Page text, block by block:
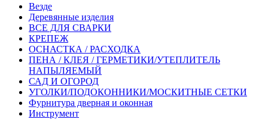
Везде
Деревянные изделия
ВСЕ ДЛЯ СВАРКИ
КРЕПЕЖ
ОСНАСТКА / РАСХОДКА
ПЕНА / КЛЕЯ / ГЕРМЕТИКИ/УТЕПЛИТЕЛЬ
НАПЫЛЯЕМЫЙ
САД И ОГОРОД
УГОЛКИ/ПОДОКОННИКИ/МОСКИТНЫЕ СЕТКИ
Фурнитура дверная и оконная
Инструмент